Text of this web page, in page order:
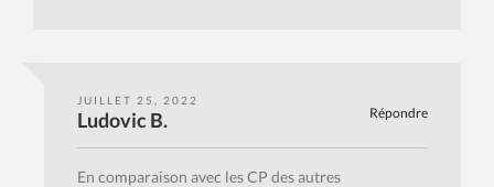
JUILLET 25, 2022
Répondre
Ludovic B.
En comparaison avec les CP des autres